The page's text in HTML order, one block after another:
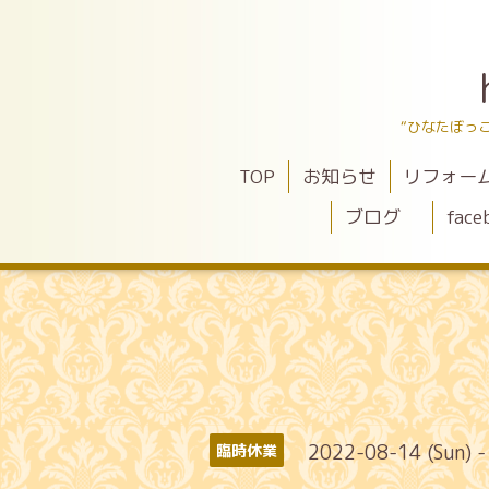
“ひなたぼっ
TOP お知らせ
リフォー
ブログ
臨時休業 2022-08-14 (Sun)